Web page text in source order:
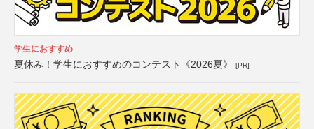
学生におすすめ
夏休み！学生におすすめのコンテスト《2026夏》 [PR]